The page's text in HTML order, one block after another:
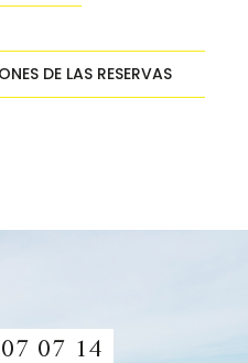
DE LAS RESERVAS
07 14